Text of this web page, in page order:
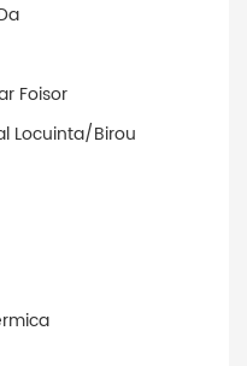
Foisor
Locuinta/Birou